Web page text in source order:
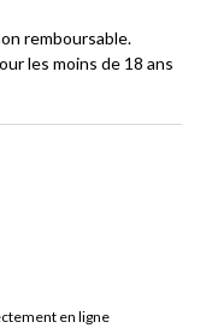
remboursable.
les moins de 18 ans
en ligne